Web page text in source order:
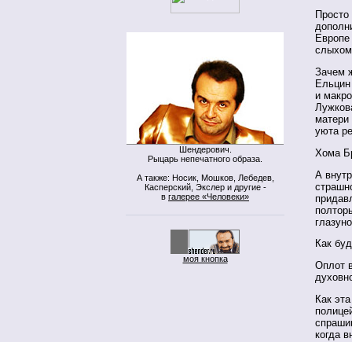
Шендерович.
Рыцарь непечатного образа.
А также: Носик, Мошков, Лебедев,
Касперский, Экслер и другие -
в галерее «Человеки»
моя кнопка
Зачем
и
уюта
Хома
А
Как
Оплот
Как
когда